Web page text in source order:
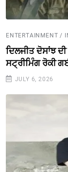
ENTERTAINMENT /
ਦਿਲਜੀਤ ਦੋਸਾਂਝ
ਸਟ੍ਰੀਮਿੰਗ ਰੋਕੀ
JULY 6, 2026